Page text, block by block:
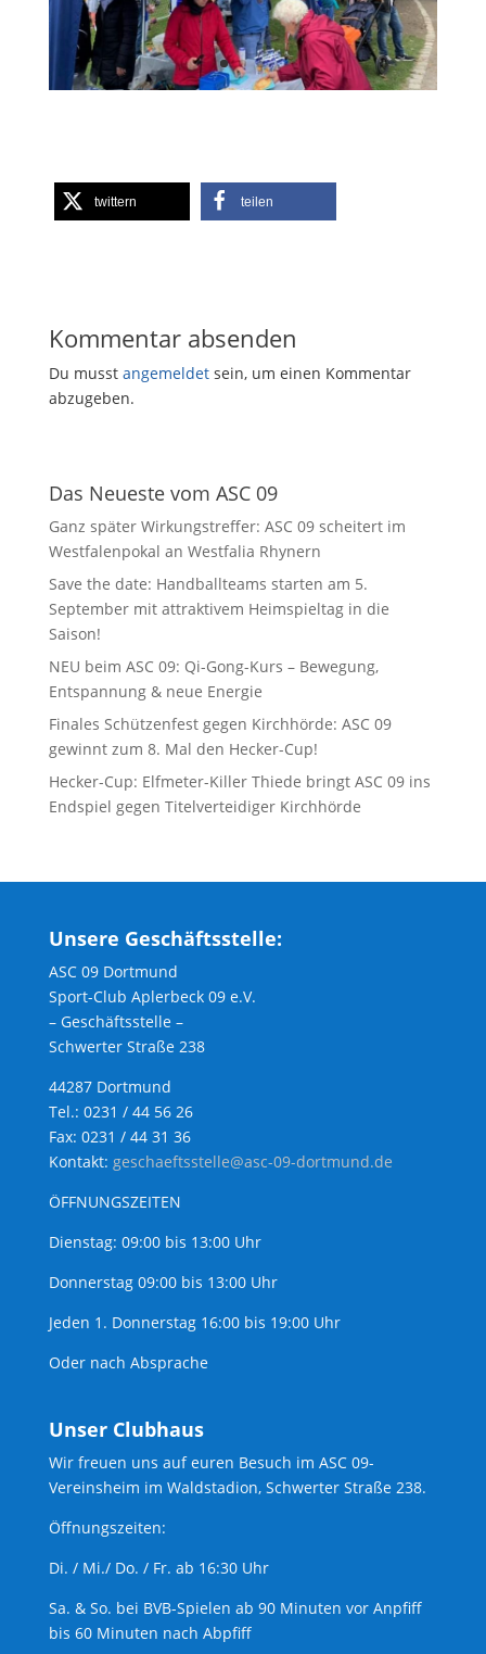
twittern teilen
Kommentar absenden
Du musst angemeldetsein, um einen Kommentar
abzugeben.
Das Neueste vom ASC 09
Ganz später Wirkungstreffer: ASC 09 scheitert im
Westfalenpokal an Westfalia Rhynern
Save the date: Handballteams starten am 5.
September mit attraktivem Heimspieltag in die
Saison!
NEU beim ASC 09: Qi-Gong-Kurs – Bewegung,
Entspannung & neue Energie
Finales Schützenfest gegen Kirchhörde: ASC 09
gewinnt zum 8. Mal den Hecker-Cup!
Hecker-Cup: Elfmeter-Killer Thiede bringt ASC 09 ins
Endspiel gegen Titelverteidiger Kirchhörde
Unsere Geschäftsstelle:
ASC 09 Dortmund
Sport-Club Aplerbeck 09 e.V.
– Geschäftsstelle –
Schwerter Straße 238
44287 Dortmund
Tel.: 0231 / 44 56 26
Fax: 0231 / 44 31 36
Kontakt: geschaeftsstelle@asc-09-dortmund.de
ÖFFNUNGSZEITEN
Dienstag: 09:00 bis 13:00 Uhr
Donnerstag 09:00 bis 13:00 Uhr
Jeden 1. Donnerstag 16:00 bis 19:00 Uhr
Oder nach Absprache
Unser Clubhaus
Wir freuen uns auf euren Besuch im ASC 09-
Vereinsheim im Waldstadion, Schwerter Straße 238.
Öffnungszeiten:
Di. / Mi./ Do. / Fr. ab 16:30 Uhr
Sa. & So. bei BVB-Spielen ab 90 Minuten vor Anpfiff
bis 60 Minuten nach Abpfiff